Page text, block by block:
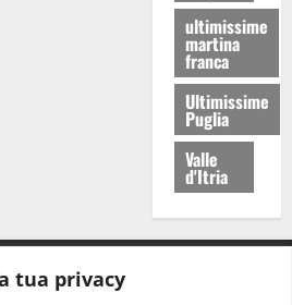
tua privacy
ultimissime
martina
franca
Ultimissime
Puglia
Valle
d'Itria